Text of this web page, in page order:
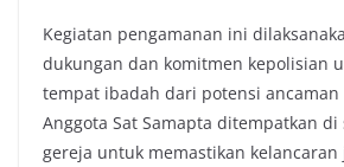
Kegiatan pengamanan ini
dukungan dan komitmen kepolisian
tempat ibadah dari potensi ancaman
Anggota Sat Samapta ditempatkan di
gereja untuk memastikan